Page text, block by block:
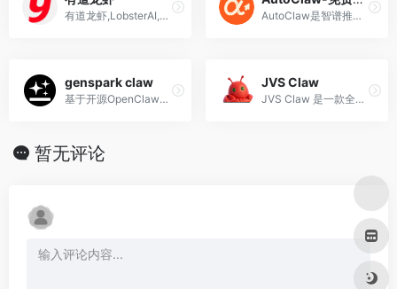
有道龙虾,LobsterAI,24小时全场景AI智能助手，根据您的指令自主规划并交付多模态复杂结果 AutoClaw是智谱推出的国内首款支持一键安装的本地OpenClaw客户端 集成AutoGLM浏览器操作能力与50多种Skills 支持飞书集成实现AI智能体自动执行任务 让用户在对话框中发起目标后AI自动拆解执行并回流结果
genspark claw
基于开源OpenClaw框架构建，采用"托管云智能体"架构，为每位用户预配置专属云电脑——独立虚拟机配备专属IP地址、磁盘空间及域名，实现物理级数据隔离
JVS Claw
JVS Claw 是一款全能自进化AI助理平台，内置成长型Skill体系与多Agents协同群聊能力，AI可自主学习并协作处理复杂任务，平台提供云端与本地灵活部署，实现三端互通
暂无评论